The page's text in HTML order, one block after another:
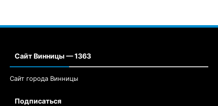
Сайт Винницы — 1363
Сайт города Винницы
Подписаться